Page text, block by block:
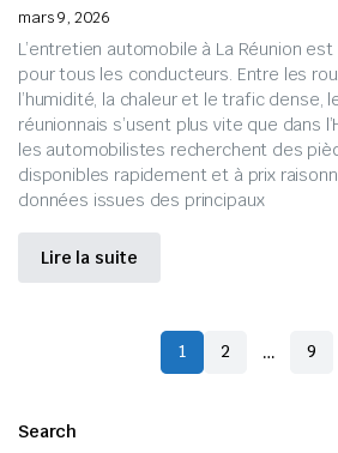
mars 9, 2026
L’entretien automobile à La Réunion
pour tous les conducteurs. Entre les
l’humidité, la chaleur et le trafic dense,
réunionnais s’usent plus vite que dans
les automobilistes recherchent des
disponibles rapidement et à prix
données issues des principaux
Lire la suite
1 2 … 9
Search